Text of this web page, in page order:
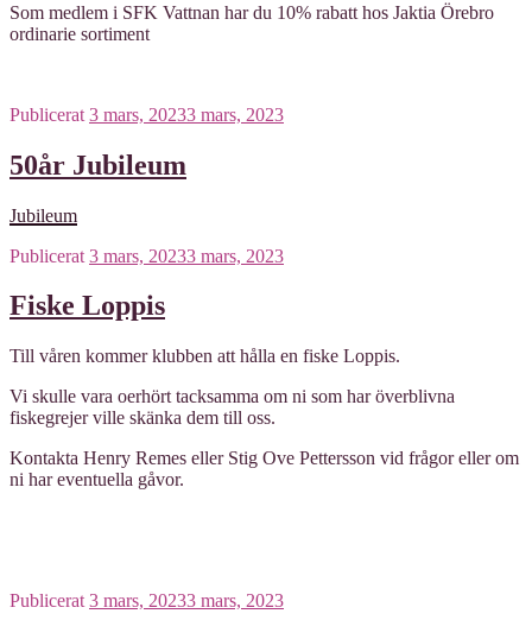
Som medlem i SFK Vattnan har du 10% rabatt hos Jaktia Örebro
ordinarie sortiment
Publicerat 3 mars, 20233 mars, 2023
50år Jubileum
Jubileum
Publicerat 3 mars, 20233 mars, 2023
Fiske Loppis
Till våren kommer klubben att hålla en fiske Loppis.
Vi skulle vara oerhört tacksamma om ni som har överblivna
fiskegrejer ville skänka dem till oss.
Kontakta Henry Remes eller Stig Ove Pettersson vid frågor eller om
ni har eventuella gåvor.
Publicerat 3 mars, 20233 mars, 2023